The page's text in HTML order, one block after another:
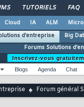
TUTORIELS FAQ
Cloud IA ALM
d'entreprise
Big
Forums Solutions
Inscrivez-vous
Blogs Agenda Chat
Forum général